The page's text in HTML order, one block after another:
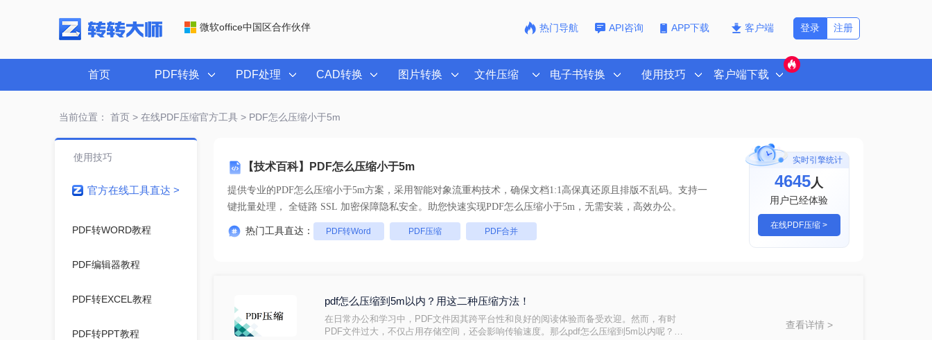
微软office中国区合作伙伴 热门导航 API咨询 APP下载 客户端 注册
登录
首页 PDF转换 PDF处理 CAD转换 图片转换 文件压缩 电子书转换 使用技巧 客户端下载
当前位置： 首页> 在线PDF压缩官方工具> PDF怎么压缩小于5m
【技术百科】PDF怎么压缩小于5m
提供专业的PDF怎么压缩小于5m方案，采用智能对象流重构技术，确保文档1:1高保真还原且排版不乱码。支持一
键批量处理， 全链路 SSL 加密保障隐私安全。助您快速实现PDF怎么压缩小于5m ，无需安装，高效办公。
热门工具直达： PDF转Word PDF压缩 PDF合并
实时引擎统计
4645人
用户已经体验
在线PDF压缩 >
使用技巧
官方在线工具直达 >
PDF转WORD教程
PDF编辑器教程
PDF转EXCEL教程
PDF转PPT教程
pdf怎么压缩到5m以内？用这二种压缩方法！
在日常办公和学习中，PDF文件因其跨平台性和良好的阅读体验而备受欢迎。然而，有时
PDF文件过大，不仅占用存储空间，还会影响传输速度。那么pdf怎么压缩到5m以内呢？本
查看详情 >